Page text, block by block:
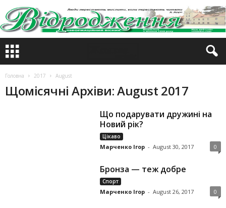
Головна 2017 August
Щомісячні Архіви: August 2017
Що подарувати дружині на
Новий рік?
Цікаво
Марченко Ігор - August 30, 2017 0
Бронза — теж добре
Спорт
Марченко Ігор - August 26, 2017 0